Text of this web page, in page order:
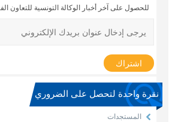
للحصول على آخر أخبار الوكالة التونسية للتعاون الفني
نقرة واحدة لتحصل على الضروري
المستجدات